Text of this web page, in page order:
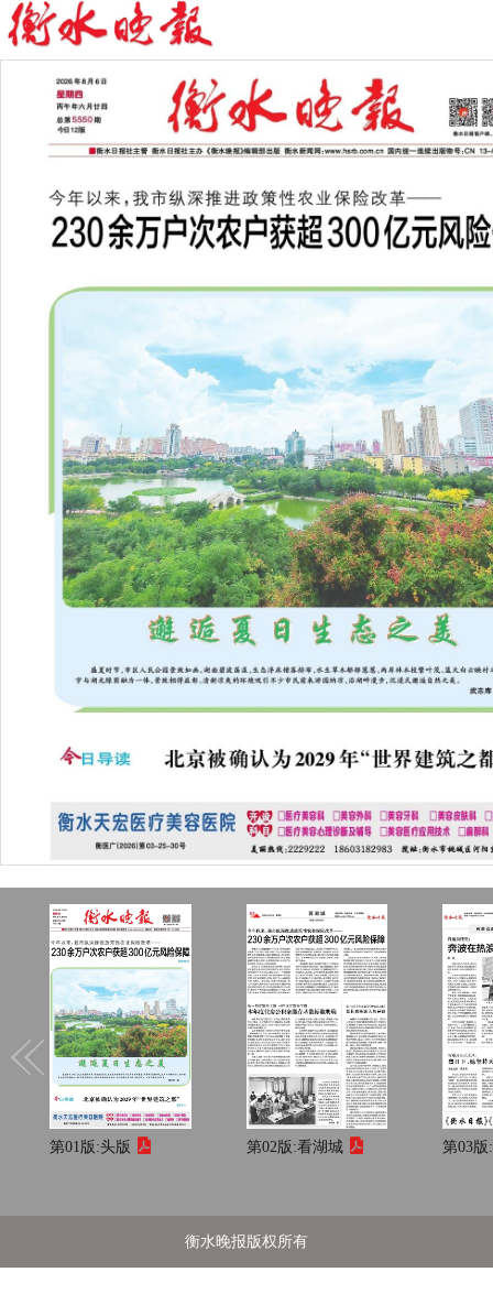
第01版:头版 第02版:看湖城 第03版:
衡水晚报版权所有